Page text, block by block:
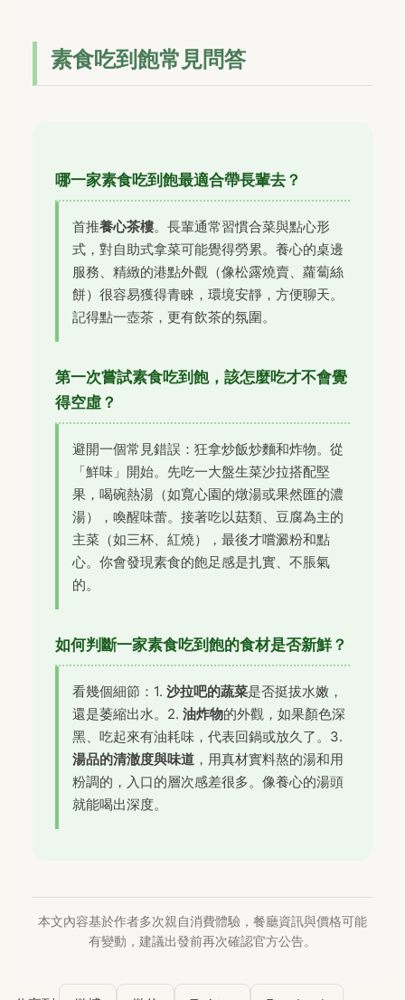
素食吃到飽常見問答
哪一家素食吃到飽最適合帶長輩去？
首推養心茶樓。長輩通常習慣合菜與點心形
式，對自助式拿菜可能覺得勞累。養心的桌邊
服務、精緻的港點外觀（像松露燒賣、蘿蔔絲
餅）很容易獲得青睞，環境安靜，方便聊天。
記得點一壺茶，更有飲茶的氛圍。
第一次嘗試素食吃到飽，該怎麼吃才不會覺
得空虛？
避開一個常見錯誤：狂拿炒飯炒麵和炸物。從
「鮮味」開始。先吃一大盤生菜沙拉搭配堅
果，喝碗熱湯（如寬心園的燉湯或果然匯的濃
湯），喚醒味蕾。接著吃以菇類、豆腐為主的
主菜（如三杯、紅燒），最後才嚐澱粉和點
心。你會發現素食的飽足感是扎實、不脹氣
的。
如何判斷一家素食吃到飽的食材是否新鮮？
看幾個細節：1. 沙拉吧的蔬菜是否挺拔水嫩，
還是萎縮出水。2. 油炸物的外觀，如果顏色深
黑、吃起來有油耗味，代表回鍋或放久了。3.
湯品的清澈度與味道 ，用真材實料熬的湯和用
粉調的，入口的層次感差很多。像養心的湯頭
就能喝出深度。
本文內容基於作者多次親自消費體驗，餐廳資訊與價格可能
有變動，建議出發前再次確認官方公告。